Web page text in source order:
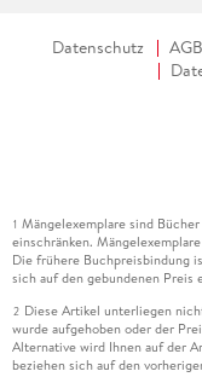
Datenschutz AGB
1 Mängelexemplare sind
einschränken.
Die frühere Buchpreisbindung
sich auf den gebundenen Preis
2 Diese Artikel unterliegen
wurde aufgehoben oder der
Alternative wird Ihnen auf der
beziehen sich auf den